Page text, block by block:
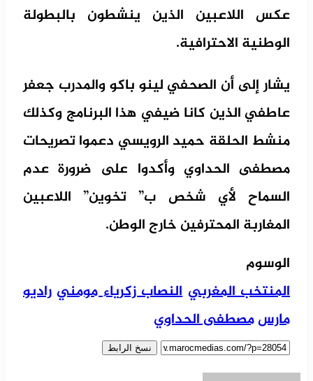
عكس اللاعبين الذين ينشطون بالبطولة
الوطنية الاحترافية.
يشار إلى أن الصحفي لينو باكو والمدرب جعفر
عاطفي الذين كانا ضيفي هذا البرنامج وكذلك
منشط الحلقة حميد الرويسي دعموا تصريحات
مصطفى الحداوي وأكدوا على ضرورة عدم
السماح لأي شخص ب” تخوين” اللاعبين
المغاربة المحترفين خارج الوطن.
الوسوم
المنتخب المغربي النصاب زكرياء مومني راديو
مارسمصطفى الحداوي
نسخ الرابط